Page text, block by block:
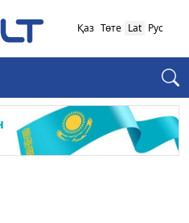
Қаз Төте Lat Рус